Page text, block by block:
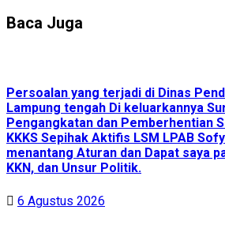
Baca Juga
Persoalan yang terjadi di Dinas
Lampung tengah Di keluarkannya
Pengangkatan dan Pemberhentian
KKKS Sepihak Aktifis LSM LPAB
menantang Aturan dan Dapat saya
KKN, dan Unsur Politik.
6 Agustus 2026